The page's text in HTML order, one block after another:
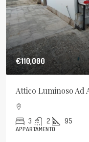
€110,000
Attico Luminoso Ad
3 2 95
APPARTAMENTO